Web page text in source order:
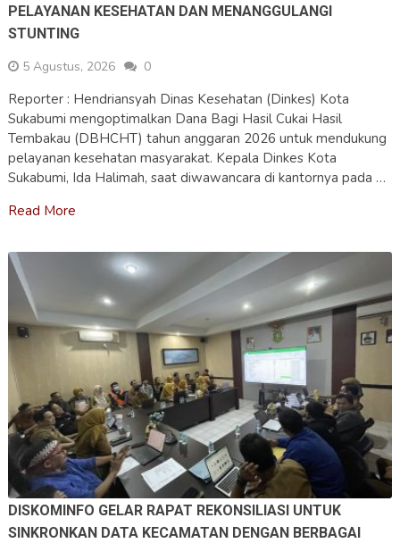
PELAYANAN KESEHATAN DAN MENANGGULANGI
STUNTING
5 Agustus, 2026
0
Reporter : Hendriansyah Dinas Kesehatan (Dinkes) Kota
Sukabumi mengoptimalkan Dana Bagi Hasil Cukai Hasil
Tembakau (DBHCHT) tahun anggaran 2026 untuk mendukung
pelayanan kesehatan masyarakat. Kepala Dinkes Kota
Sukabumi, Ida Halimah, saat diwawancara di kantornya pada …
Read More
DISKOMINFO GELAR RAPAT REKONSILIASI UNTUK
SINKRONKAN DATA KECAMATAN DENGAN BERBAGAI